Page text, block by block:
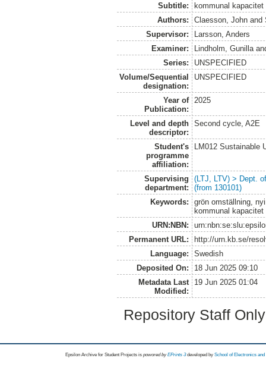
Subtitle:
kommunal kapacitet
Authors:
Claesson, John and
Supervisor:
Larsson, Anders
Examiner:
Lindholm, Gunilla
Series:
UNSPECIFIED
Volume/Sequential
designation:
UNSPECIFIED
Year of
Publication:
2025
Level and depth
descriptor:
Second cycle, A2E
Student's
programme
affiliation:
LM012 Sustainable
Supervising
department:
(LTJ, LTV) > Dept.
(from 130101)
Keywords:
grön omställning,
kommunal kapacitet
URN:NBN:
Permanent URL:
http://urn.kb.se/
Language:
Swedish
Deposited On:
18 Jun 2025 09:10
Metadata Last
Modified:
19 Jun 2025 01:04
Repository Staff
Epsilon Archive for Student Projects is powored byEPrints 3 developed by School of Electronics